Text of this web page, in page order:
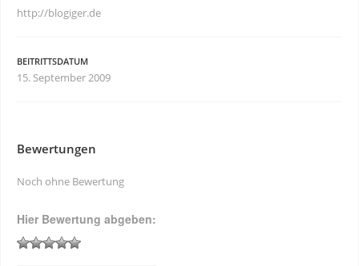
http://blogiger.de
BEITRITTSDATUM
15. September 2009
Bewertungen
Noch ohne Bewertung
Hier Bewertung abgeben: